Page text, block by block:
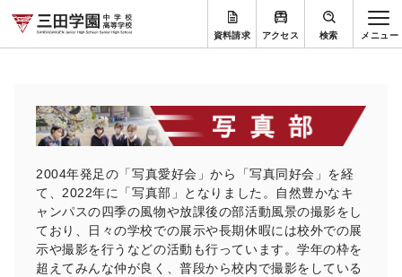
資料請求 アクセス 検索
2004年発足の「写真愛好会」から「写真同好会」を経
て、2022年に「写真部」となりました。
自然豊かなキ
ャンパスの四季の風物や放課後の部活動風景の撮影を し
ており、
日々の学校での展示や長期休暇には校外での展
示や撮影を行うなどの活動も行っています。学年の枠を
超えてみんな仲が良く、普段から校内で撮影をしている